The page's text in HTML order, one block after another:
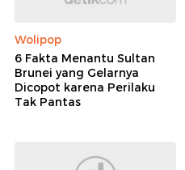
Wolipop
6 Fakta Menantu Sultan
Brunei yang Gelarnya
Dicopot karena Perilaku
Tak Pantas